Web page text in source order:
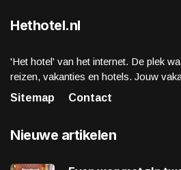
Hethotel.nl
'Het hotel' van het internet. De plek
reizen, vakanties en hotels. Jouw
Sitemap
Contact
Nieuwe artikelen